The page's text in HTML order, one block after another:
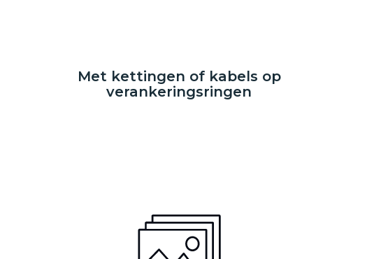
Met kettingen of kabels op
verankeringsringen